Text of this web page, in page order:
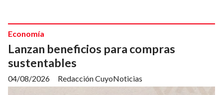
Lanzan beneficios para compras
sustentables
Redacción CuyoNoticias
Economía
04/08/2026